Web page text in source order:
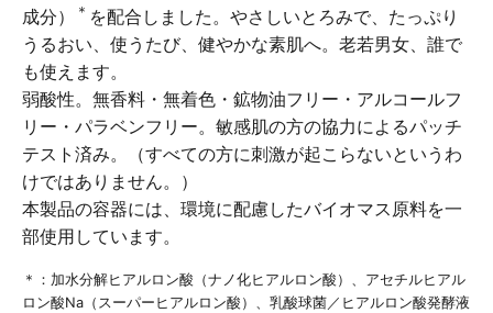
成分）
＊ を配合しました。やさしいとろみで、たっぷり
うるおい、使うたび、健やかな素肌へ。老若男女、誰で
も使えます。
弱酸性。無香料・無着色・鉱物油フリー・アルコールフ
リー・パラベンフリー。敏感肌の方の協力によるパッチ
テスト済み。（すべての方に刺激が起こらないというわ
けではありません。）
本製品の容器には、環境に配慮したバイオマス原料を一
部使用しています。
＊：加水分解ヒアルロン酸（ナノ化ヒアルロン酸）、アセチルヒアル
ロン酸Na（スーパーヒアルロン酸）、乳酸球菌／ヒアルロン酸発酵液